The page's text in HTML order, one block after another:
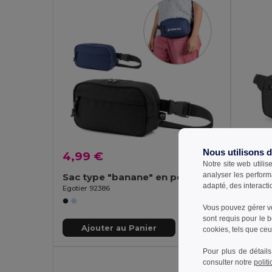
4,99 €
Sac type "banane" en polyester recyclé 600D et doublure en polyester recyclé 210D
Egotier 92386
Ajouter au Panier
4,24
Sac
Egotier
Nous utilisons
Notre site web
analyser les
adapté, des
Vous pouvez gérer
sont requis pour le
cookies, tels que
Pour plus de
consulter notre